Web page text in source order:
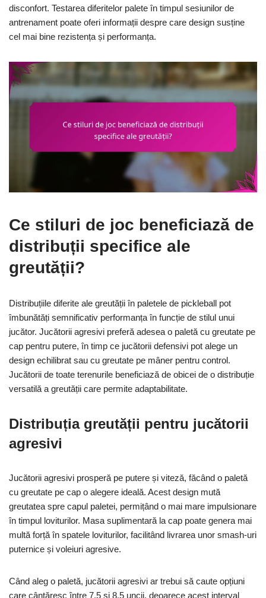
disconfort. Testarea diferitelor palete în timpul sesiunilor de
antrenament poate oferi informații despre care design susține
cel mai bine rezistența și performanța.
Ce stiluri de joc beneficiază de
distribuții specifice ale
greutății?
Distribuțiile diferite ale greutății în paletele de pickleball pot
îmbunătăți semnificativ performanța în funcție de stilul unui
jucător. Jucătorii agresivi preferă adesea o paletă cu greutate pe
cap pentru putere, în timp ce jucătorii defensivi pot alege un
design echilibrat sau cu greutate pe mâner pentru control.
Jucătorii de toate terenurile beneficiază de obicei de o distribuție
versatilă a greutății care permite adaptabilitate.
Distribuția greutății pentru jucătorii
agresivi
Jucătorii agresivi prosperă pe putere și viteză, făcând o paletă
cu greutate pe cap o alegere ideală. Acest design mută
greutatea spre capul paletei, permițând o mai mare impulsionare
în timpul loviturilor. Masa suplimentară la cap poate genera mai
multă forță în spatele loviturilor, facilitând livrarea unor smash-uri
puternice și voleiuri agresive.
Când aleg o paletă, jucătorii agresivi ar trebui să caute opțiuni
care cântăresc între 7,5 și 8,5 uncii, deoarece acest interval